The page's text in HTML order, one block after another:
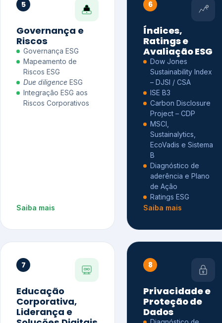
5
Governança e
Riscos
Governança ESG
Mapeamento de
Riscos ESG
Due diligence ESG
Integração ESG aos
Riscos Corporativos
Saiba mais
6
Índices,
Ratings e
Avaliação ESG
Dow Jones
Sustainability Index
– DJSI / CSA
ISE B3
Carbon Disclosure
Project – CDP
MSCI,
Sustainalytics,
EcoVadis e Sistema
B
Diagnóstico de
aderência e Plano
de Ação
Ratings ESG
Saiba mais
7
Educação
Corporativa,
Liderança e
8
Privacidade e
Proteção de
Dados